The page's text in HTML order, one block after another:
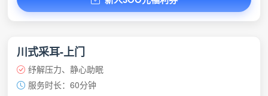
川式采耳-上门
纾解压力、静心助眠
服务时长：60分钟